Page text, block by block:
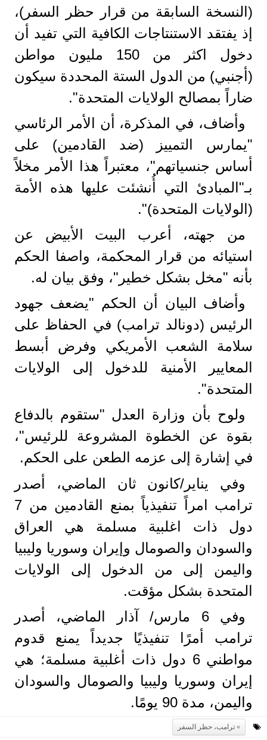
(النسخة السابقة من قرار حظر السفر)،
إذ يفتقد الاستنتاجات الكافية التي تفيد أن
دخول اكثر من 150 مليون مواطن
(أجنبي) من الدول الستة المحددة سيكون
ضاراً بمصالح الولايات المتحدة".
وأضاف، في المذكرة، أن الأمر الرئاسي
"يمارس التمييز (ضد القادمين) على
أساس جنسياتهم"، معتبراً هذا الأمر مخلاً
بـ"المبادئ التي أُنشئت عليها هذه الأمة
(الولايات المتحدة)".
من جهته، أعرب البيت الأبيض عن
استيائه من قرار المحكمة، واصفا الحكم
بأنه "مخل بشكل خطير"، وفق بيان له.
وأضاف البيان أن الحكم "يضعف جهود
الرئيس (دونالد ترامب) في الحفاظ على
سلامة الشعب الأمريكي وفرض أبسط
المعايير الأمنية للدخول إلى الولايات
المتحدة".
ولوح بأن وزارة العدل "ستقوم بالدفاع
بقوة عن الخطوة المشروعة للرئيس"،
في إشارة إلى عزمه الطعن على الحكم.
وفي يناير/كانون ثان الماضي، أصدر
ترامب امراً تنفيذياً بمنع القادمين من 7
دول ذات اغلبية مسلمة هي العراق
والسودان والصومال وإيران وسوريا وليبيا
واليمن إلى من الدخول إلى الولايات
المتحدة بشكل مؤقت.
وفي 6 مارس/ آذار الماضي، أصدر
ترامب أمرًا تنفيذيًا جديداً يمنع قدوم
مواطني 6 دول ذات أغلبية مسلمة؛ هي
إيران وسوريا وليبيا والصومال والسودان
واليمن، مدة 90 يومًا.
ترامب، حظر السفر